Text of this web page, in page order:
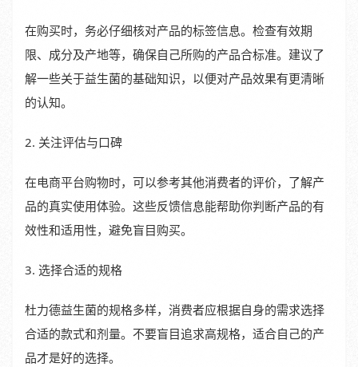
在购买时，务必仔细核对产品的标签信息。检查有效期
限、成分及产地等，确保自己所购的产品合标准。建议了
解一些关于益生菌的基础知识，以便对产品效果有更清晰
的认知。
2. 关注评估与口碑
在电商平台购物时，可以参考其他消费者的评价，了解产
品的真实使用体验。这些反馈信息能帮助你判断产品的有
效性和适用性，避免盲目购买。
3. 选择合适的规格
杜力德益生菌的规格多样，消费者应根据自身的需求选择
合适的款式和剂量。不要盲目追求高规格，适合自己的产
品才是好的选择。